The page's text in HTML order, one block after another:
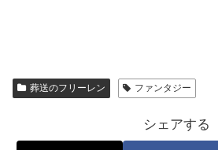
葬送のフリーレン ファンタジー
シェアする